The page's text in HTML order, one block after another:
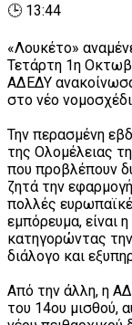
🕒 13:44
«Λουκέτο»
Τετάρτη 1η
ΑΔΕΔΥ
στο νέο
Την περασμένη
της Ολομέλειας
που προβλέπουν
ζητά την
πολλές
εμπόρευμα, είναι
κατηγορώντας
διάλογο και
Από την άλλη, η
του 14ου μισθού,